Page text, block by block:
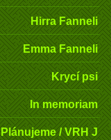
Hirra Fanneli
Emma Fanneli
Krycí psi
In memoriam
Plánujeme / VRH J